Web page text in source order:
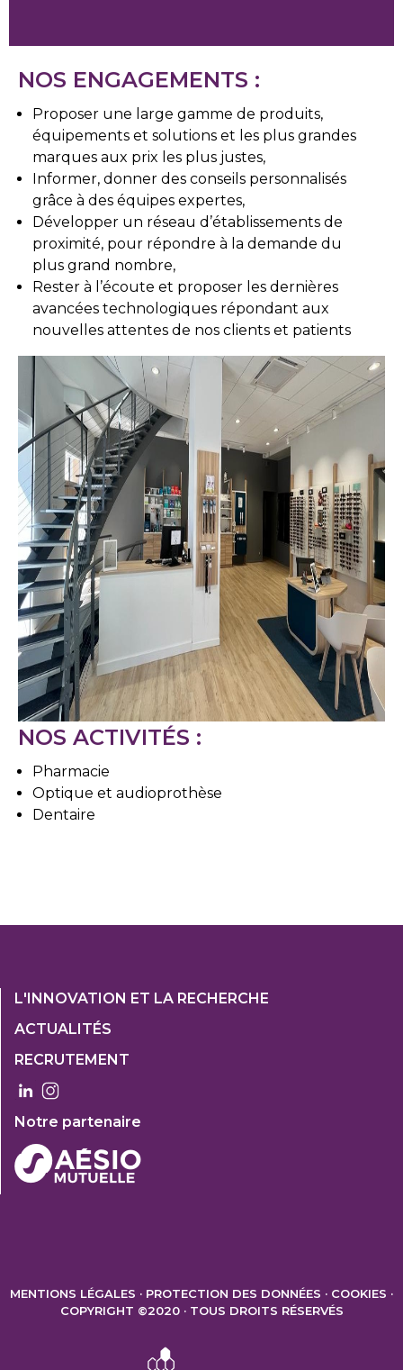
NOS ENGAGEMENTS :
Proposer une large gamme de produits,
équipements et solutions et les plus grandes
marques aux prix les plus justes,
Informer, donner des conseils personnalisés
grâce à des équipes expertes,
Développer un réseau d’établissements de
proximité, pour répondre à la demande du
plus grand nombre,
Rester à l’écoute et proposer les dernières
avancées technologiques répondant aux
nouvelles attentes de nos clients et patients
NOS ACTIVITÉS :
Pharmacie
Optique et audioprothèse
Dentaire
Footer
1
Col
3
L'INNOVATION ET LA RECHERCHE
ACTUALITÉS
RECRUTEMENT
Notre partenaire
MENTIONS LÉGALES PROTECTION DES DONNÉES
COOKIES
COPYRIGHT ©2020 · TOUS DROITS RÉSERVÉS